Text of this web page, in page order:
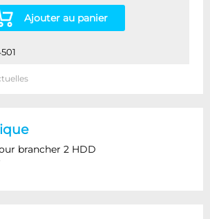
Ajouter au panier
brancher 2 HDD